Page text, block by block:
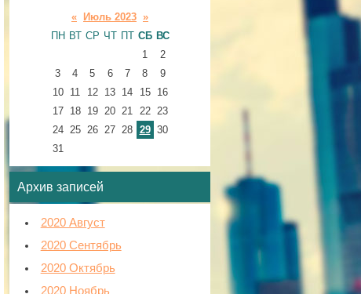
« Июль 2023 »
ПН ВТ СР ЧТ ПТ СБ ВС
1
2
3
4 5 6 7 8
9
10
11 12 13 14 15
16
17
18 19 20 21 22 23
24 25 26 27 28 29 30
31
Архив записей
2020 Август
2020 Сентябрь
2020 Октябрь
2020 Ноябрь